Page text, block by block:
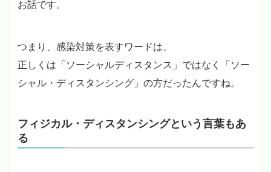
お話です。
つまり、感染対策を表すワードは、
正しくは「ソーシャルディスタンス」ではなく「ソー
シャル・ディスタンシング」の方だったんですね。
フィジカル・ディスタンシングという言葉もあ
る